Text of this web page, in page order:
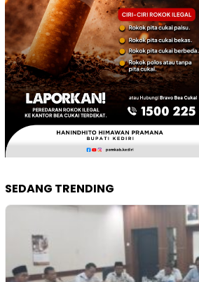
SEDANG TRENDING